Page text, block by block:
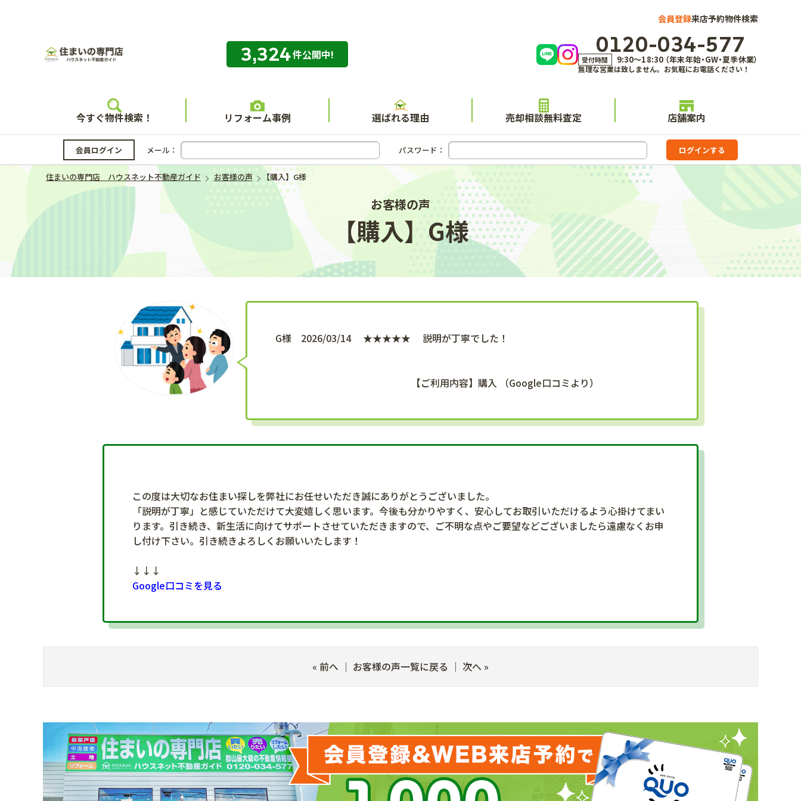
会員登録来店予約物件検索
住まいの専門店 ハウスネット不動産ガイド
3,324件公開中! 0120-034-577
受付時間 9:30～18:30 （年末年始・GW・夏季休業）
無理な営業は致しません。お気軽にお電話ください！
今すぐ物件検索！ リフォーム事例 選ばれる理由 売却相談無料査定 店舗案内
会員ログイン メール： パスワード：
住まいの専門店 ハウスネット不動産ガイド お客様の声 【購入】G様
お客様の声
【購入】G様
G様 2026/03/14 ★★★★★ 説明が丁寧でした！
【ご利用内容】購入 （Google口コミより）
この度は大切なお住まい探しを弊社にお任せいただき誠にありがとうございました。
「説明が丁寧」と感じていただけて大変嬉しく思います。今後も分かりやすく、安心してお取引いただけるよう心掛けてまい
ります。引き続き、新生活に向けてサポートさせていただきますので、ご不明な点やご要望などございましたら遠慮なくお申
し付け下さい。引き続きよろしくお願いいたします！
↓↓↓
Google口コミを見る
« 前へ ｜ お客様の声一覧に戻る ｜ 次へ »